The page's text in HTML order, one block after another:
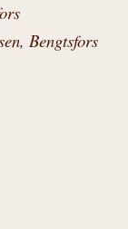
Bengtsfors